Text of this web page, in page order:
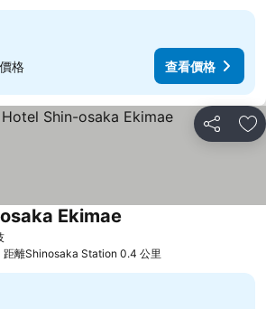
格 查看價格
分享 加
查看價格
Ekimae
距離Shinosaka Station 0.4 公里